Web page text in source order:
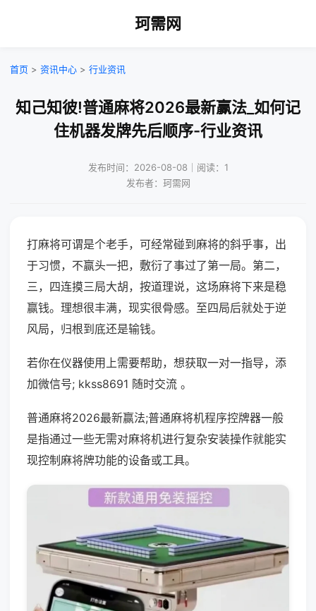
珂需网
首页 > 资讯中心 > 行业资讯
知己知彼!普通麻将2026最新赢法_如何记
住机器发牌先后顺序-行业资讯
发布时间：2026-08-08｜阅读：1
发布者：珂需网
打麻将可谓是个老手，可经常碰到麻将的斜乎事，出
于习惯，不赢头一把，敷衍了事过了第一局。第二，
三，四连摸三局大胡，按道理说，这场麻将下来是稳
赢钱。理想很丰满，现实很骨感。至四局后就处于逆
风局，归根到底还是输钱。
若你在仪器使用上需要帮助，想获取一对一指导，添
加微信号; kkss8691 随时交流 。
普通麻将2026最新赢法;普通麻将机程序控牌器一般
是指通过一些无需对麻将机进行复杂安装操作就能实
现控制麻将牌功能的设备或工具。